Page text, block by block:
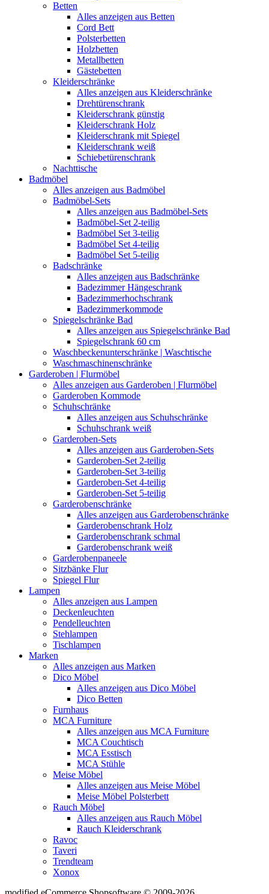
Betten
Alles anzeigen aus Betten
Cord Bett
Polsterbetten
Holzbetten
Metallbetten
Gästebetten
Kleiderschränke
Alles anzeigen aus Kleiderschränke
Drehtürenschrank
Kleiderschrank günstig
Kleiderschrank Holz
Kleiderschrank mit Spiegel
Kleiderschrank weiß
Schiebetürenschrank
Nachttische
Badmöbel
Alles anzeigen aus Badmöbel
Badmöbel-Sets
Alles anzeigen aus Badmöbel-Sets
Badmöbel-Set 2-teilig
Badmöbel Set 3-teilig
Badmöbel Set 4-teilig
Badmöbel Set 5-teilig
Badschränke
Alles anzeigen aus Badschränke
Badezimmer Hängeschrank
Badezimmerhochschrank
Badezimmerkommode
Spiegelschränke Bad
Alles anzeigen aus Spiegelschränke Bad
Spiegelschrank 60 cm
Waschbeckenunterschränke | Waschtische
Waschmaschinenschränke
Garderoben | Flurmöbel
Alles anzeigen aus Garderoben | Flurmöbel
Garderoben Kommode
Schuhschränke
Alles anzeigen aus Schuhschränke
Schuhschrank weiß
Garderoben-Sets
Alles anzeigen aus Garderoben-Sets
Garderoben-Set 2-teilig
Garderoben-Set 3-teilig
Garderoben-Set 4-teilig
Garderoben-Set 5-teilig
Garderobenschränke
Alles anzeigen aus Garderobenschränke
Garderobenschrank Holz
Garderobenschrank schmal
Garderobenschrank weiß
Garderobenpaneele
Sitzbänke Flur
Spiegel Flur
Lampen
Alles anzeigen aus Lampen
Deckenleuchten
Pendelleuchten
Stehlampen
Tischlampen
Marken
Alles anzeigen aus Marken
Dico Möbel
Alles anzeigen aus Dico Möbel
Dico Betten
Furnhaus
MCA Furniture
Alles anzeigen aus MCA Furniture
MCA Couchtisch
MCA Esstisch
MCA Stühle
Meise Möbel
Alles anzeigen aus Meise Möbel
Meise Möbel Polsterbett
Rauch Möbel
Alles anzeigen aus Rauch Möbel
Rauch Kleiderschrank
Ravoc
Taveri
Trendteam
Xonox